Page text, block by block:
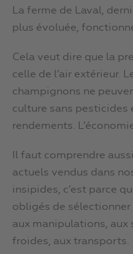
La ferme de Laval,
plus évoluée,
Cela veut dire que la
celle de l’air extérieur.
champignons ne
culture sans pesticides
rendements.
Il faut comprendre
actuels vendus dans
insipides, c’est parce
obligés de
aux manipulations, aux
froides, aux transports.